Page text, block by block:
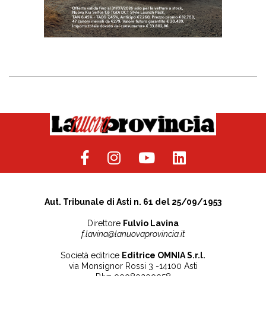
Aut. Tribunale di Asti n. 61 del 25/09/1953
Direttore Fulvio Lavina
f.lavina@lanuovaprovincia.it
Società editrice Editrice OMNIA S.r.l.
via Monsignor Rossi 3 -14100 Asti
P.Iva 00080200058